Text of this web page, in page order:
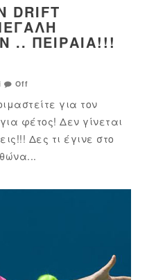
DRIFT
.. ΠΕΙΡΑΙΆ!!!
Off
για τον
φέτος! Δεν γίνεται
Δες τι έγινε στο